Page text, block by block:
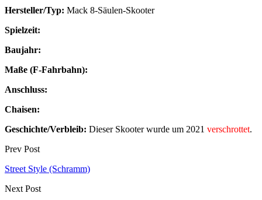
Hersteller/Typ: Mack 8-Säulen-Skooter
Spielzeit:
Baujahr:
Maße (F-Fahrbahn):
Anschluss:
Chaisen:
Geschichte/Verbleib: Dieser Skooter wurde um 2021 verschrottet.
Prev Post
Street Style (Schramm)
Next Post